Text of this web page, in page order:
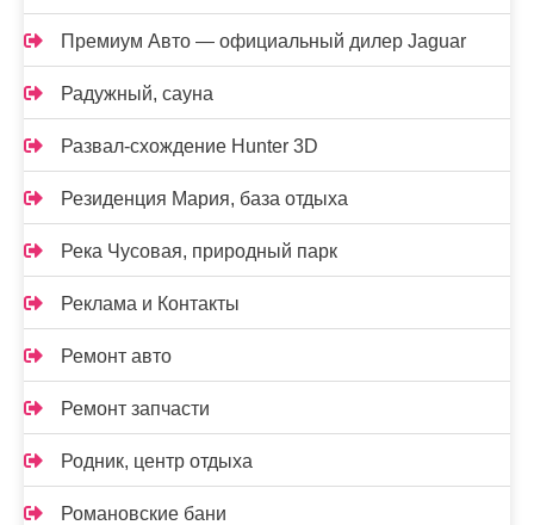
Премиум Авто — официальный дилер Jaguar
Радужный, сауна
Развал-схождение Hunter 3D
Резиденция Мария, база отдыха
Река Чусовая, природный парк
Реклама и Контакты
Ремонт авто
Ремонт запчасти
Родник, центр отдыха
Романовские бани